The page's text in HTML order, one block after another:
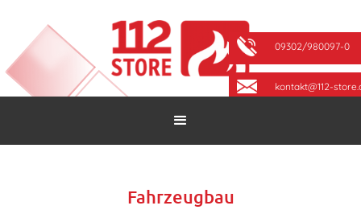
09302/980097-0
kontakt@112-
Fahrzeugbau